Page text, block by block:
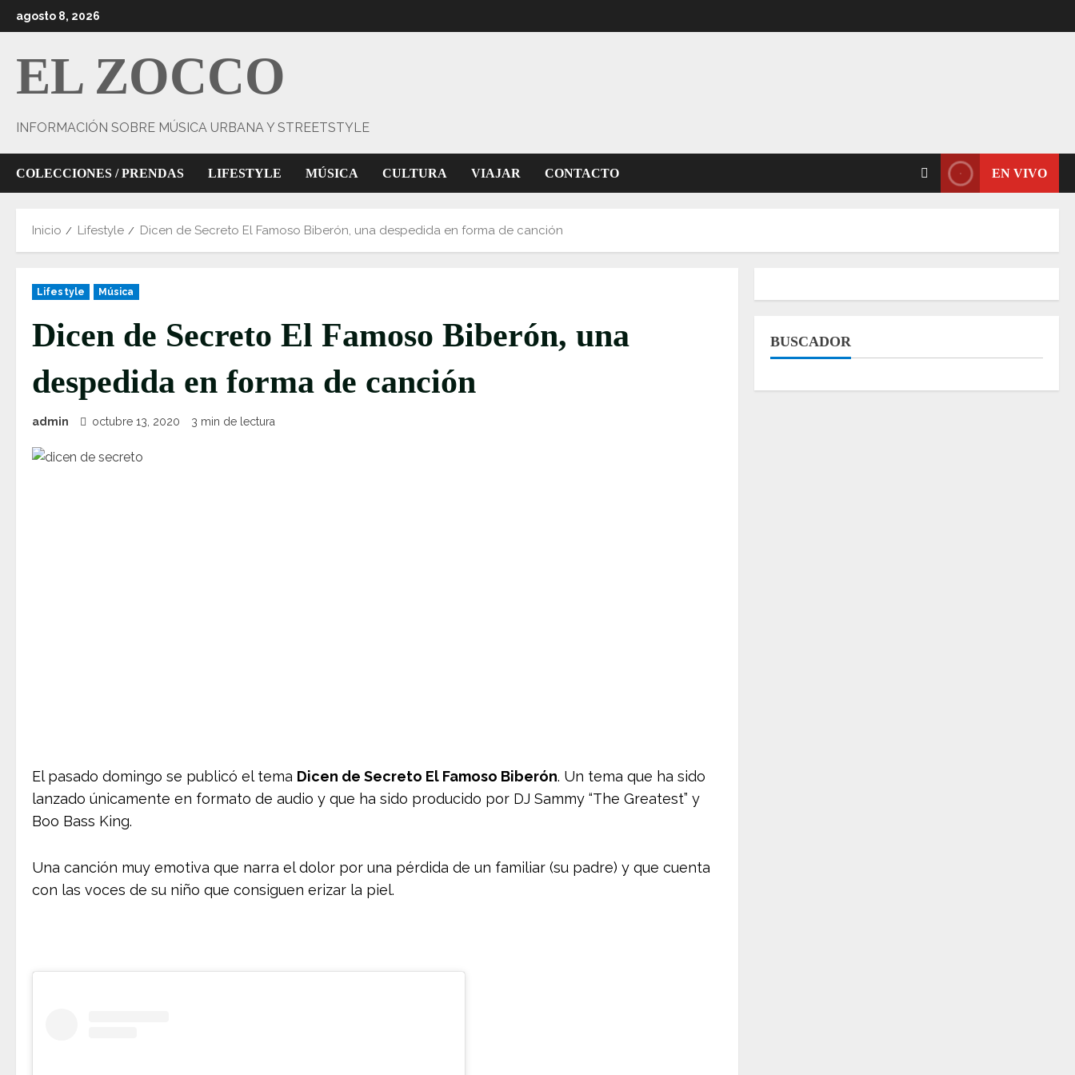
al
agosto 8, 2026
EL ZOCCO
INFORMACIÓN SOBRE MÚSICA URBANA Y STREETSTYLE
COLECCIONES / PRENDAS LIFESTYLE MÚSICA CULTURA VIAJAR CONTACTO EN VIVO
Inicio Lifestyle Dicen de Secreto El Famoso Biberón, una despedida en forma de canción
Lifestyle Música
Dicen de Secreto El Famoso Biberón, una
despedida en forma de canción
admin octubre 13, 2020 3 min de lectura
El pasado domingo se publicó el tema Dicen de Secreto El Famoso Biberón. Un tema que ha sido
lanzado únicamente en formato de audio y que ha sido producido por DJ Sammy “The Greatest” y
Boo Bass King.
Una canción muy emotiva que narra el dolor por una pérdida de un familiar (su padre) y que cuenta
con las voces de su niño que consiguen erizar la piel.
BUSCADOR